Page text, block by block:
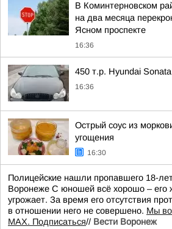
В Коминтерновском
на два месяца
Ясном проспекте
16:36
450 т.p. Hyundai
16:36
Острый соус из
угощения
16:30
Полицейские нашли пропавшего 18-
Воронеже С юношей всё хорошо – его
угрожает. За время его отсутствия
в отношении него не совершено. Мы
MAX. Подписаться// Вести Воронеж